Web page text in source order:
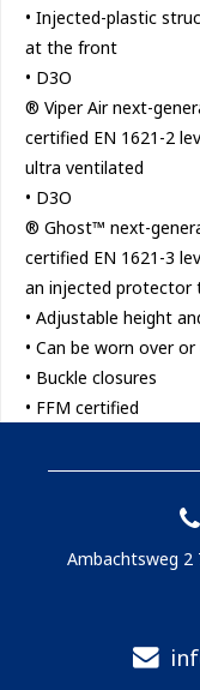
• Injected-plastic
at the front
• D3O
® Viper Air next-
certified EN 1621-2
ultra ventilated
• D3O
® Ghost™ next-
certified EN 1621-3
an injected protector
• Adjustable height
• Can be worn over
• Buckle closures
• FFM certified
Ambachtsweg